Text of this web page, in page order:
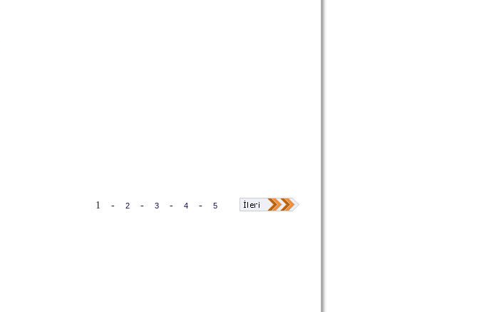
1 - 2 - 3 - 4 - 5